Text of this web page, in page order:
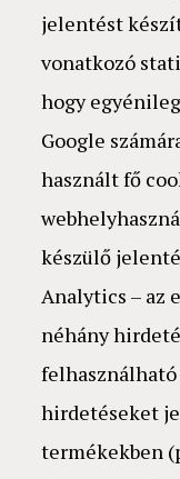
jelentést
vonatkozó
hogy
Google
használt fő
készülő
Analytics – az
néhány
felhasználható
hirdetéseket
termékekben